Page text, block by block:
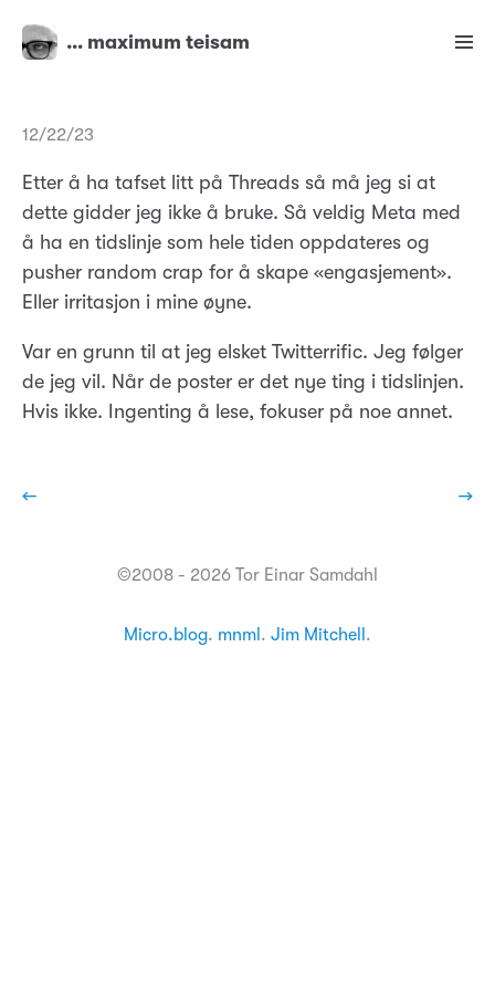
… maximum teisam
12/22/23
Etter å ha tafset litt på Threads så må jeg si at
dette gidder jeg ikke å bruke. Så veldig Meta med
å ha en tidslinje som hele tiden oppdateres og
pusher random crap for å skape «engasjement».
Eller irritasjon i mine øyne.
Var en grunn til at jeg elsket Twitterrific. Jeg følger
de jeg vil. Når de poster er det nye ting i tidslinjen.
Hvis ikke. Ingenting å lese, fokuser på noe annet.
← →
©2008 - 2026 Tor Einar Samdahl
Micro.blog. mnml . Jim Mitchell .